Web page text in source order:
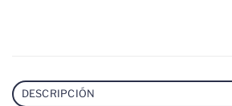
DESCRIPCIÓN